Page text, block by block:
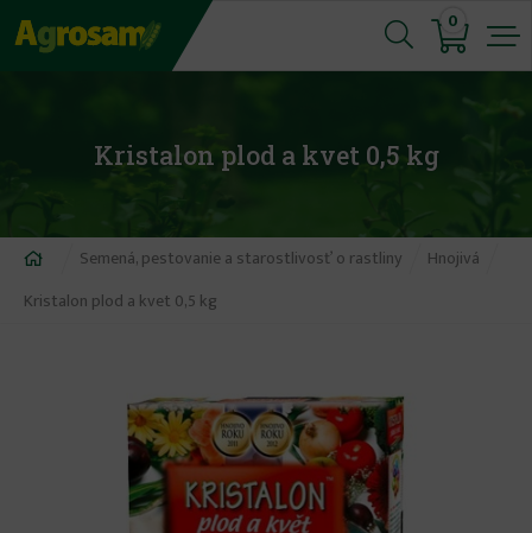
Jump
to
0
Kristalon plod a kvet 0,5 kg
Nachádzate
sa
Semená, pestovanie a starostlivosť o rastliny
Hnojivá
Kristalon plod a kvet 0,5 kg